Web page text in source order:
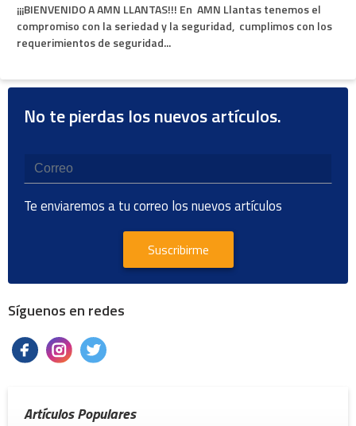
¡¡¡BIENVENIDO A AMN LLANTAS!!! En AMN Llantas tenemos el
compromiso con la seriedad y la seguridad, cumplimos con los
requerimientos de seguridad...
No te pierdas los nuevos artículos.
Te enviaremos a tu correo los nuevos artículos
Suscribirme
Síguenos en redes
Artículos Populares